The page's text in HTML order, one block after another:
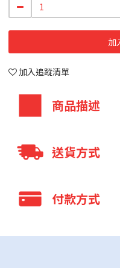
加
加入追蹤清單
商品描述
每粒含250mg專
吸收率、作用持久)
-7倍生物吸收利
送貨方式
全家 取貨付款
全家 取貨不付款
付款方式
信用卡付款